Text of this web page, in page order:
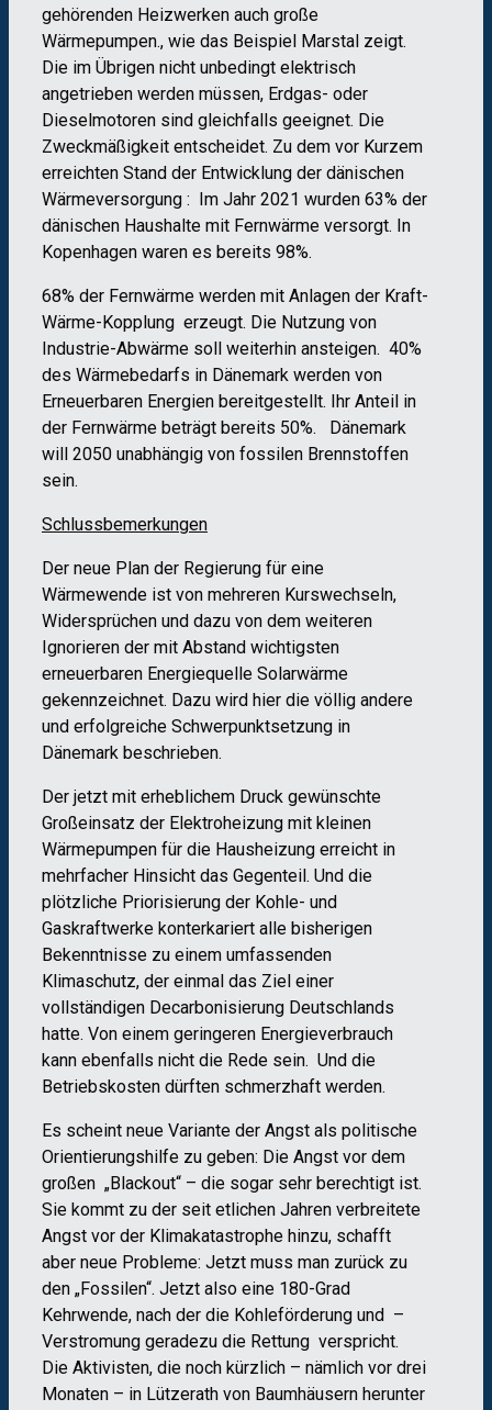
gehörenden Heizwerken auch große
Wärmepumpen., wie das Beispiel Marstal zeigt.
Die im Übrigen nicht unbedingt elektrisch
angetrieben werden müssen, Erdgas- oder
Dieselmotoren sind gleichfalls geeignet. Die
Zweckmäßigkeit entscheidet. Zu dem vor Kurzem
erreichten Stand der Entwicklung der dänischen
Wärmeversorgung : Im Jahr 2021 wurden 63% der
dänischen Haushalte mit Fernwärme versorgt. In
Kopenhagen waren es bereits 98%.
68% der Fernwärme werden mit Anlagen der Kraft-
Wärme-Kopplung erzeugt. Die Nutzung von
Industrie-Abwärme soll weiterhin ansteigen. 40%
des Wärmebedarfs in Dänemark werden von
Erneuerbaren Energien bereitgestellt. Ihr Anteil in
der Fernwärme beträgt bereits 50%. Dänemark
will 2050 unabhängig von fossilen Brennstoffen
sein.
Schlussbemerkungen
Der neue Plan der Regierung für eine
Wärmewende ist von mehreren Kurswechseln,
Widersprüchen und dazu von dem weiteren
Ignorieren der mit Abstand wichtigsten
erneuerbaren Energiequelle Solarwärme
gekennzeichnet. Dazu wird hier die völlig andere
und erfolgreiche Schwerpunktsetzung in
Dänemark beschrieben.
Der jetzt mit erheblichem Druck gewünschte
Großeinsatz der Elektroheizung mit kleinen
Wärmepumpen für die Hausheizung erreicht in
mehrfacher Hinsicht das Gegenteil. Und die
plötzliche Priorisierung der Kohle- und
Gaskraftwerke konterkariert alle bisherigen
Bekenntnisse zu einem umfassenden
Klimaschutz, der einmal das Ziel einer
vollständigen Decarbonisierung Deutschlands
hatte. Von einem geringeren Energieverbrauch
kann ebenfalls nicht die Rede sein. Und die
Betriebskosten dürften schmerzhaft werden.
Es scheint neue Variante der Angst als politische
Orientierungshilfe zu geben: Die Angst vor dem
großen „Blackout“ – die sogar sehr berechtigt ist.
Sie kommt zu der seit etlichen Jahren verbreitete
Angst vor der Klimakatastrophe hinzu, schafft
aber neue Probleme: Jetzt muss man zurück zu
den „Fossilen“. Jetzt also eine 180-Grad
Kehrwende, nach der die Kohleförderung und –
Verstromung geradezu die Rettung verspricht.
Die Aktivisten, die noch kürzlich – nämlich vor drei
Monaten – in Lützerath von Baumhäusern herunter